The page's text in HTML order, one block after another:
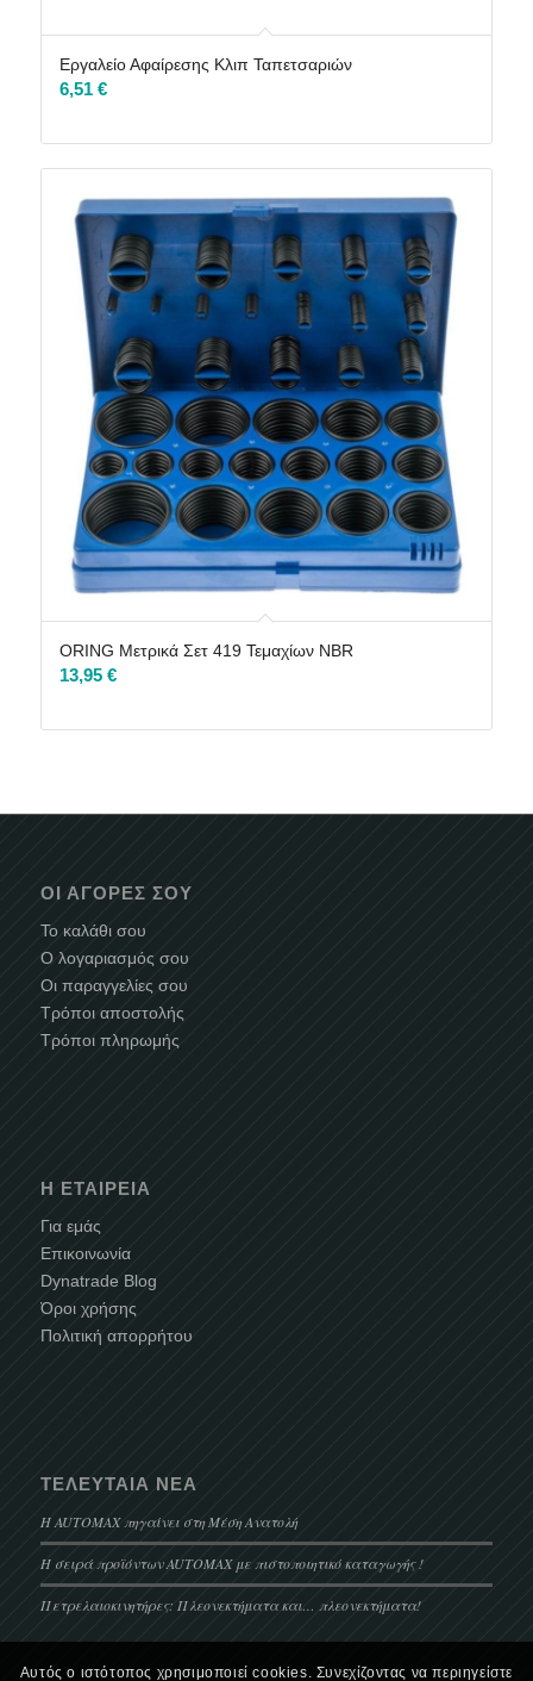
Εργαλείο Αφαίρεσης Κλιπ Ταπετσαριών
6,51 €
ORING Μετρικά Σετ 419 Τεμαχίων NBR
13,95 €
ΟΙ ΑΓΟΡΈΣ ΣΟΥ
Το καλάθι σου
Ο λογαριασμός σου
Οι παραγγελίες σου
Τρόποι αποστολής
Τρόποι πληρωμής
Η ΕΤΑΙΡΕΊΑ
Για εμάς
Επικοινωνία
Dynatrade Blog
Όροι χρήσης
Πολιτική απορρήτου
ΤΕΛΕΥΤΑΊΑ ΝΈΑ
Η AUTOMAX πηγαίνει στη Μέση Ανατολή
Η σειρά προϊόντων AUTOMAX με πιστοποιητικό καταγωγής !
Πετρελαιοκινητήρες: Πλεονεκτήματα και… πλεονεκτήματα!
Αυτός ο ιστότοπος χρησιμοποιεί cookies. Συνεχίζοντας να περιηγείστε